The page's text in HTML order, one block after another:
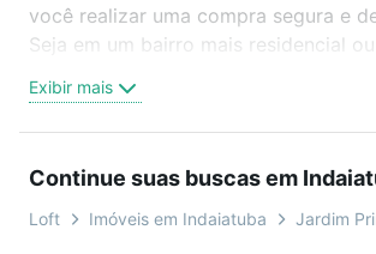
você realizar uma compra segura e
Seja em um bairro mais residencial
oferta ideal de Imóveis à venda em
Primavera, Indaiatuba, SP para
videochamada, é grátis, sem
ainda conta com mais de 46 mil
Exibir mais
Continue suas buscas em
Loft Imóveis em Indaiatuba Jardim